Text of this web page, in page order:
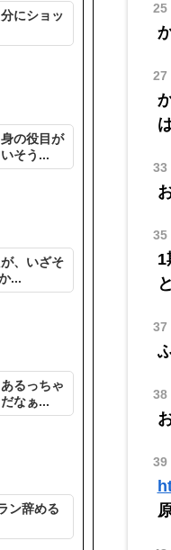
25
27
33
35
1
37
38
39
にショッ
の役目が
そう...
、いざそ
...
るっちゃ
なぁ...
ン辞める